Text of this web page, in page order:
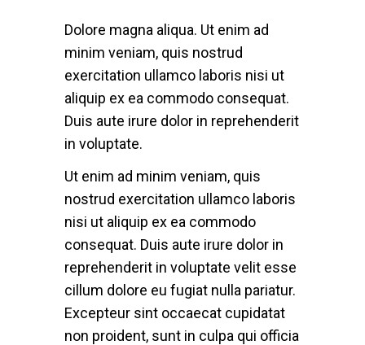
Dolore magna aliqua. Ut enim ad
minim veniam, quis nostrud
exercitation ullamco laboris nisi ut
aliquip ex ea commodo consequat.
Duis aute irure dolor in reprehenderit
in voluptate.
Ut enim ad minim veniam, quis
nostrud exercitation ullamco laboris
nisi ut aliquip ex ea commodo
consequat. Duis aute irure dolor in
reprehenderit in voluptate velit esse
cillum dolore eu fugiat nulla pariatur.
Excepteur sint occaecat cupidatat
non proident, sunt in culpa qui officia